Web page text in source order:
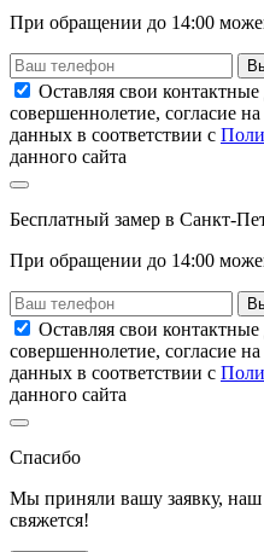
При обращении до 14:00
Оставляя свои
совершеннолетие, согласие
данных в соответствии с
данного сайта
Бесплатный замер в Санкт-
При обращении до 14:00
Оставляя свои
совершеннолетие, согласие
данных в соответствии с
данного сайта
Спасибо
Мы приняли вашу заявку,
свяжется!